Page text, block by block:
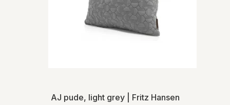
AJ pude, light grey | Fritz Hansen